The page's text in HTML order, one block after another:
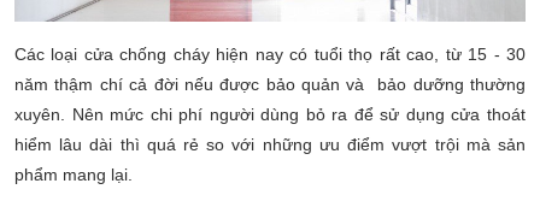
Các loại cửa chống cháy hiện nay có tuổi thọ rất cao, từ 15 - 30
năm thậm chí cả đời nếu được bảo quản và bảo dưỡng thường
xuyên. Nên mức chi phí người dùng bỏ ra để sử dụng cửa thoát
hiểm lâu dài thì quá rẻ so với những ưu điểm vượt trội mà sản
phẩm mang lại.